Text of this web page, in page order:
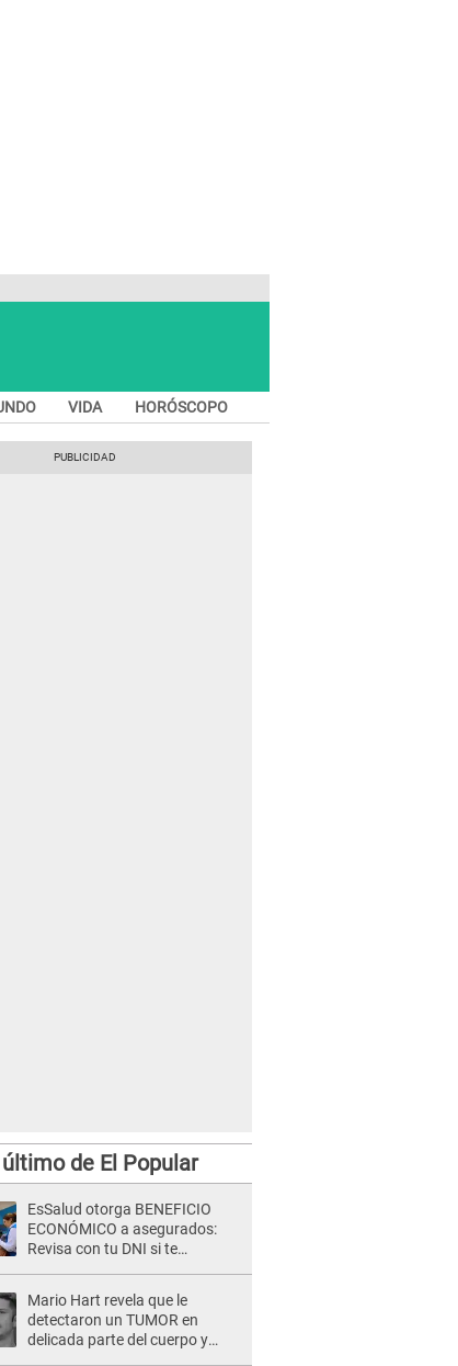
VIDA HORÓSCOPO
de El Popular
EsSalud otorga BENEFICIO
ECONÓMICO a asegurados:
Revisa con tu DNI si te
Mario Hart revela que le
detectaron un TUMOR en
delicada parte del cuerpo y